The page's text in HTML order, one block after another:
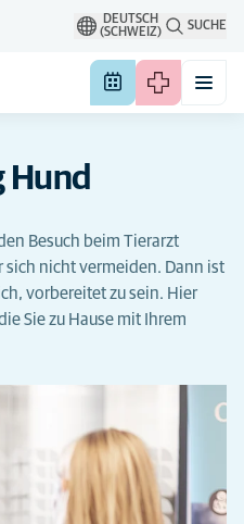
DEUTSCH
(SCHWEIZ)
SUCHE
Besuch beim Tierarzt
sich nicht vermeiden. Dann ist
vorbereitet zu sein. Hier
Sie zu Hause mit Ihrem